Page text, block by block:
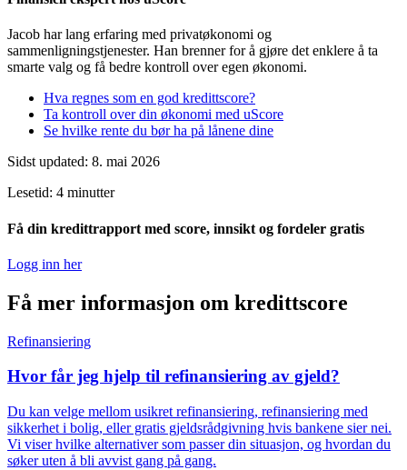
Jacob har lang erfaring med privatøkonomi og
sammenligningstjenester. Han brenner for å gjøre det enklere å ta
smarte valg og få bedre kontroll over egen økonomi.
Hva regnes som en god kredittscore?
Ta kontroll over din økonomi med uScore
Se hvilke rente du bør ha på lånene dine
Sidst updated: 8. mai 2026
Lesetid: 4 minutter
Få din kredittrapport med score, innsikt og fordeler gratis
Logg inn her
Få mer informasjon om kredittscore
Refinansiering
Hvor får jeg hjelp til refinansiering av gjeld?
Du kan velge mellom usikret refinansiering, refinansiering med
sikkerhet i bolig, eller gratis gjeldsrådgivning hvis bankene sier nei.
Vi viser hvilke alternativer som passer din situasjon, og hvordan du
søker uten å bli avvist gang på gang.